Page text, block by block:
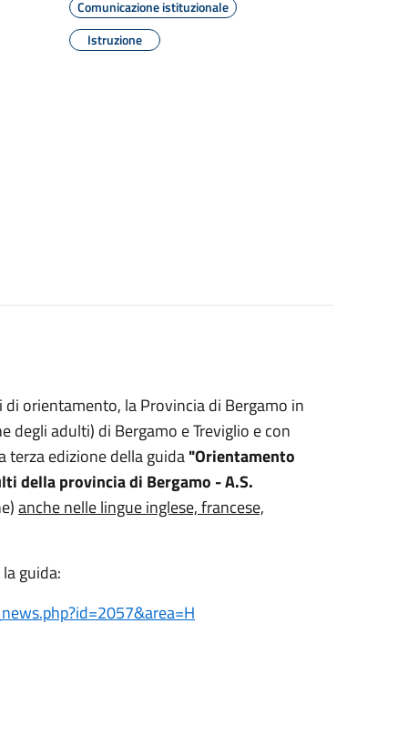
Comunicazione istituzionale
Istruzione
di orientamento, la Provincia di Bergamo in
degli adulti) di Bergamo e Treviglio e con
terza edizione della guida"Orientamento
della provincia di Bergamo - A.S.
anche nelle lingue inglese, francese,
guida: